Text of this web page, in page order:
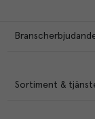
Sortiment &